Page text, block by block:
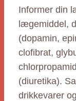
Informer din
lægemiddel,
(dopamin,
clofibrat,
(diuretika).
drikkevarer